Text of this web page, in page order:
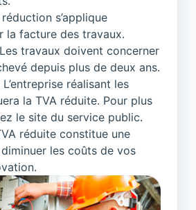
réduction s’applique
la facture des travaux.
travaux doivent concerner
depuis plus de deux ans.
L’entreprise réalisant les
la TVA réduite. Pour plus
le site du service public.
réduite constitue une
les coûts de vos